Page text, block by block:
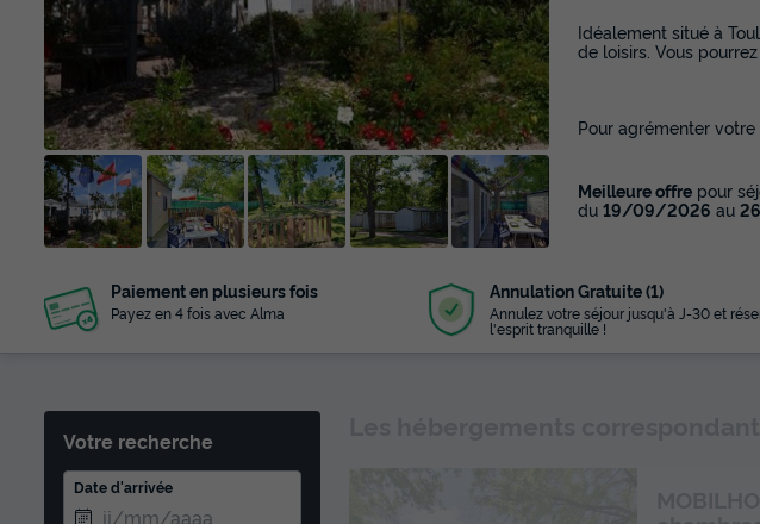
+ 16
photos
Idéalement situé à
de loisirs. Vous
Pour agrémenter
Meilleure offre pour
du 19/09/2026 au
Paiement en plusieurs fois
Payez en 4 fois avec Alma
Annulation Gratuite (1)
Annulez votre séjour jusqu'à J-30 et
l'esprit tranquille !
Votre recherche
Date d'arrivée